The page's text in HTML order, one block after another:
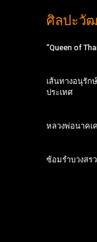
ศิลปะวั
“Queen of
เส้นทางอนุรัก
ประเทศ
หลวงพ่อนาคเ
ซ้อมรำบวงสร